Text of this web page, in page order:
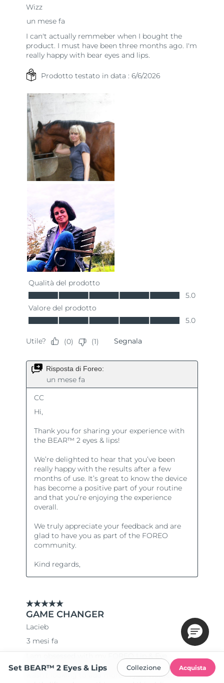
Set BEAR™ 2 Eyes & Lips Collezione Acquista